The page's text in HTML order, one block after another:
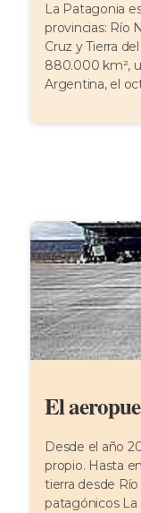
La Patagonia
provincias: Río
Cruz y Tierra
880.000 km²,
Argentina, el
El
Desde el año
propio. Hasta
tierra desde
patagónicos La